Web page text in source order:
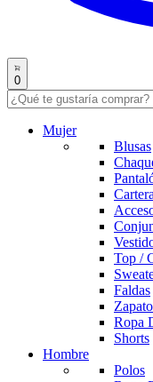
0
Mujer
Blusas
Top /
Faldas
Ropa
Shorts
Hombre
Polos